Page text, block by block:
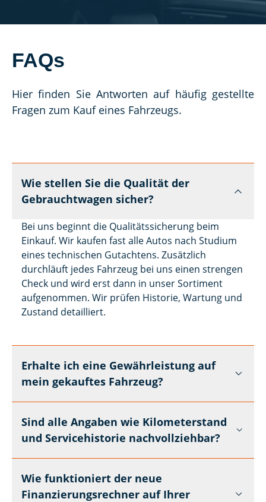
FAQs
Hier finden Sie Antworten auf häufig gestellte
Fragen zum Kauf eines Fahrzeugs.
Wie stellen Sie die Qualität der
Gebrauchtwagen sicher?
Bei uns beginnt die Qualitätssicherung beim
Einkauf. Wir kaufen fast alle Autos nach Studium
eines technischen Gutachtens. Zusätzlich
durchläuft jedes Fahrzeug bei uns einen strengen
Check und wird erst dann in unser Sortiment
aufgenommen. Wir prüfen Historie, Wartung und
Zustand detailliert.
Erhalte ich eine Gewährleistung auf
mein gekauftes Fahrzeug?
Sind alle Angaben wie Kilometerstand
und Servicehistorie nachvollziehbar?
Wie funktioniert der neue
Finanzierungsrechner auf Ihrer